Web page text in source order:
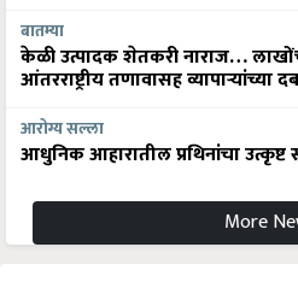
बातम्या
केळी उत्पादक शेतकरी नाराज…
आंतरराष्ट्रीय तणावासह व्यापाऱ्यांच्या
आरोग्य सल्ला
आधुनिक आहारातील प्रथिनांचा
More